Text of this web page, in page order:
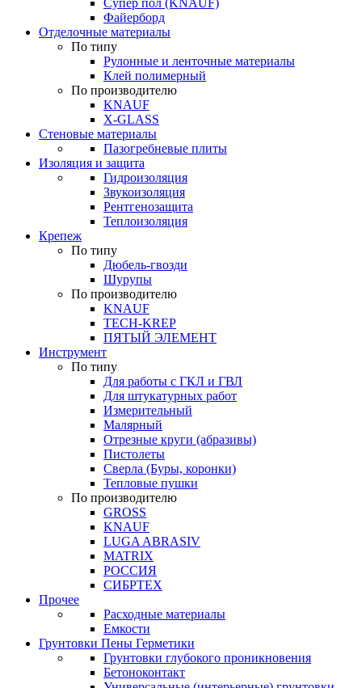
Супер пол (KNAUF)
Файерборд
Отделочные материалы
По типу
Рулонные и ленточные материалы
Клей полимерный
По производителю
KNAUF
X-GLASS
Стеновые материалы
Пазогребневые плиты
Изоляция и защита
Гидроизоляция
Звукоизоляция
Рентгенозащита
Теплоизоляция
Крепеж
По типу
Дюбель-гвозди
Шурупы
По производителю
KNAUF
TECH-KREP
ПЯТЫЙ ЭЛЕМЕНТ
Инструмент
По типу
Для работы с ГКЛ и ГВЛ
Для штукатурных работ
Измерительный
Малярный
Отрезные круги (абразивы)
Пистолеты
Сверла (Буры, коронки)
Тепловые пушки
По производителю
GROSS
KNAUF
LUGA ABRASIV
MATRIX
РОССИЯ
СИБРТЕХ
Прочее
Расходные материалы
Емкости
Грунтовки Пены Герметики
Грунтовки глубокого проникновения
Бетоноконтакт